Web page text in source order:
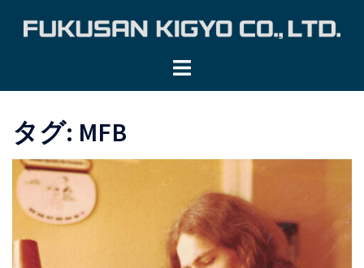
ツ
タグ: MFB